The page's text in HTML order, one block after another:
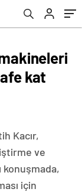
kat
Kacır,
ve
konuşmada,
için